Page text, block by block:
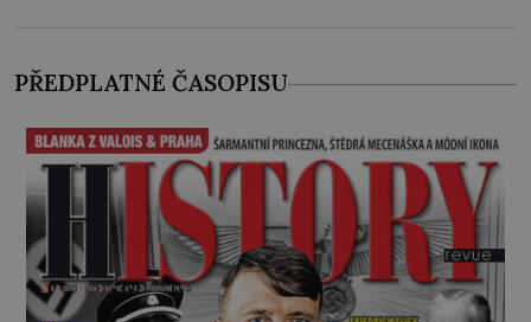
Předškolní věk je
PŘEDPLATNÉ ČASOPISU